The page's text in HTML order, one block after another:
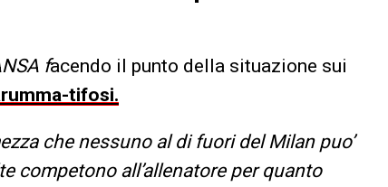
facendo il punto della situazione sui
tifosi.
che nessuno al di fuori del Milan puo’
competono all’allenatore per quanto